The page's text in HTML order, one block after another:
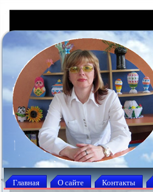
Главная О сайте Контакты